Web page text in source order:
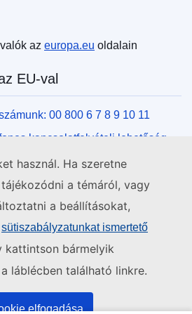
használ. Ha szeretne
a témáról, vagy
a beállításokat,
sütiszabályzatunkat ismertető
kattintson bármelyik
láblécben található linkre.
elfogadása
az europa.eu oldalain
EU-val
00 800 6 7 8 9 10 11
kapcsolatfelvételi lehetőség
űrlapunk kitöltésével!
uniós központok egyikébe!
oldalait!
és szervek